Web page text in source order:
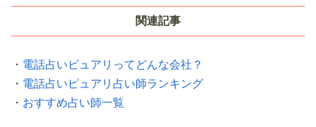
関連記事
・ 電話占いピュアリってどんな会社？
・ 電話占いピュアリ占い師ランキング
・ おすすめ占い師一覧